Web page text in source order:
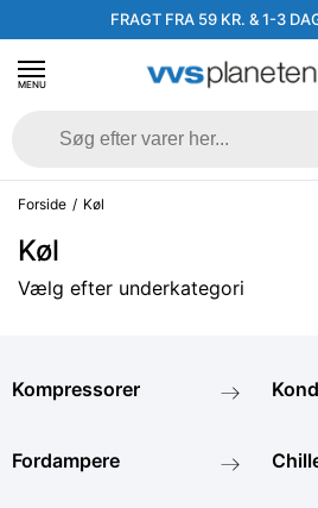
FRAGT FRA 59 KR. & 1-3
MENU
Forside / Køl
Køl
Vælg efter underkategori
Kompressorer
Fordampere